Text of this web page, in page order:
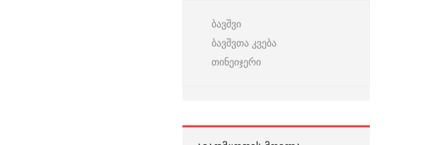
ბავშვი
ბავშვთა კვება
თინეიჯერი